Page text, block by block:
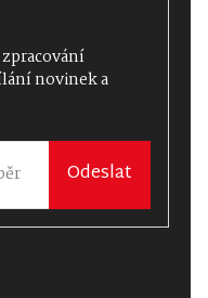
novinek a
Odeslat